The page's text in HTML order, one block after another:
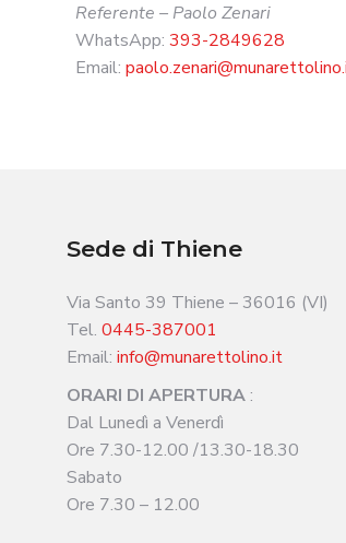
Referente – Paolo Zenari
WhatsApp: 393-2849628
Email:
Sede di Thiene
Via Santo 39 Thiene – 36016 (VI)
Tel.0445-387001
Email:info@munarettolino.it
ORARI DI APERTURA:
Dal Lunedì a Venerdì
Ore 7.30-12.00 /13.30-18.30
Sabato
Ore 7.30 – 12.00